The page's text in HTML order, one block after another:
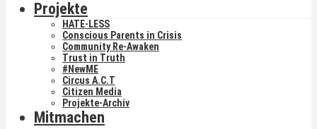
Projekte
HATE-LESS
Conscious Parents in Crisis
Community Re-Awaken
Trust in Truth
#NewME
Circus A.C.T
Citizen Media
Projekte-Archiv
Mitmachen